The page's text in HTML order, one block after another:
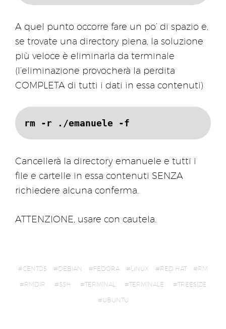
A quel punto occorre fare un po’ di spazio e,
se trovate una directory piena, la soluzione
più veloce è eliminarla da terminale
(l’eliminazione provocherà la perdita
COMPLETA di tutti i dati in essa contenuti)
rm -r ./emanuele -f
Cancellerà la directory emanuele e tutti i
file e cartelle in essa contenuti SENZA
richiedere alcuna conferma.
ATTENZIONE, usare con cautela.
CENTOS DEBIAN FEDORA LINUX RED HAT RM
RMDIR SSH TERMINAL TERMINALE TREESIZE
UBUNTU